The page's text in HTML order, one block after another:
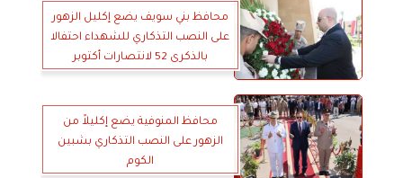
محافظ بني سويف يضع إكليل الزهور
على النصب التذكاري للشهداء احتفالا
بالذكرى 52 لانتصارات أكتوبر
محافظ المنوفية يضع إكليلاً من
الزهور على النصب التذكاري بشبين
الكوم